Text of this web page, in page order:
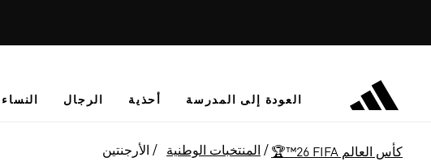
العودة إلى المدرسة أحذية الرجال النساء
كأس العالم ‎™26 FIFA🏆‏ المنتخبات الوطنية الأرجنتين